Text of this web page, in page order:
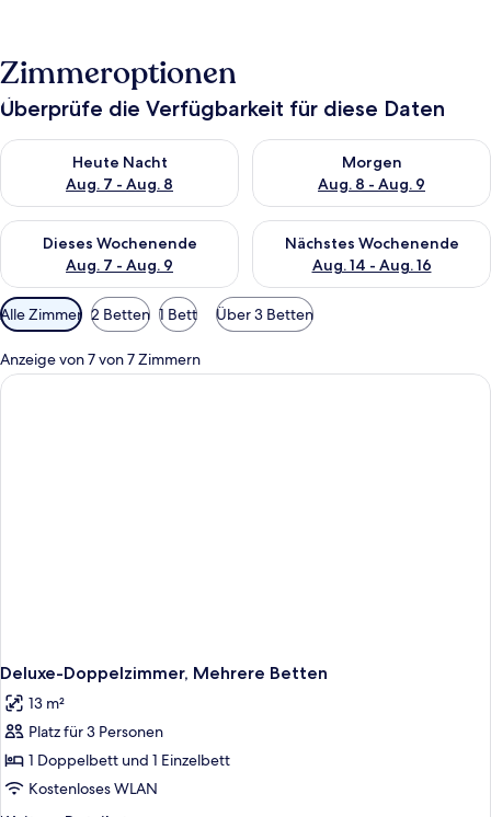
Zimmeroptionen
Überprüfe die Verfügbarkeit für diese Daten
Heute Nacht
Aug. 7 - Aug. 8
Überprüfe die Verfügbarkeit für heute Nacht, Aug. 7 - Aug. 8.
Morgen
Aug. 8 - Aug. 9
Überprüfe die Verfügbarkeit
Dieses Wochenende
Aug. 7 - Aug. 9
Überprüfe die Verfügbarkeit für dieses Wochenende, Aug. 7
Nächstes Wochenende
Aug. 14 - Aug. 16
Überprüfe die Verfügbarkeit
Verfügbare
Filter
für
Zimmer
Alle Zimmer 2 Betten 1 Bett Über 3 Betten
Anzeige von 7 von 7 Zimmern
Deluxe-Doppelzimmer, Mehrere Betten
13 m²
Platz für 3 Personen
1 Doppelbett und 1 Einzelbett
Kostenloses WLAN